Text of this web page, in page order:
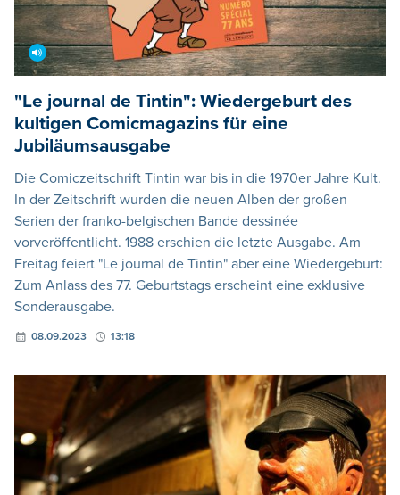
"Le journal de Tintin": Wiedergeburt des
kultigen Comicmagazins für eine
Jubiläumsausgabe
Die Comiczeitschrift Tintin war bis in die 1970er Jahre Kult.
In der Zeitschrift wurden die neuen Alben der großen
Serien der franko-belgischen Bande dessinée
vorveröffentlicht. 1988 erschien die letzte Ausgabe. Am
Freitag feiert "Le journal de Tintin" aber eine Wiedergeburt:
Zum Anlass des 77. Geburtstags erscheint eine exklusive
Sonderausgabe.
08.09.2023 13:18